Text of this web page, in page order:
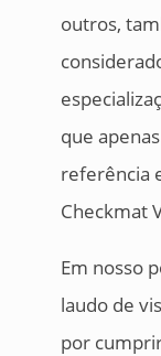
outros,
que
referência
Checkmat
Em nosso
laudo de
por